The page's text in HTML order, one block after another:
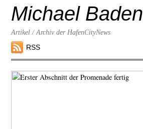
contentMichael Baden
Artikel / Archiv der HafenCityNews
RSS